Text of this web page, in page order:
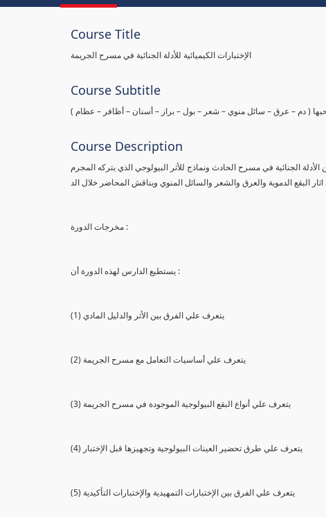
Course Title
الإختبارات الكيميائية للأدلة الجنائية في مسرح الجريمة
Course Subtitle
صاحبها ( دم – عرق – سائل منوي – شعر – بول – براز – أسنان – أظافر – عظام
Course Description
الجنائية في مسرح الحادث ونماذج للأثر البيولوجي الذي يتركه المجرم
البقع الدموية والعرق والشعر والسائل المنوي ويناقش المحاضر خلال الد
مخرجات الدورة :
يستطيع الدارس لهذه الدورة أن :
(1) يتعرف علي الفرق بين الأثر والدليل المادي
(2) يتعرف علي أساسيات التعامل مع مسرح الجريمة
(3) يتعرف علي أنواع البقع البيولوجية الموجودة في مسرح الجريمة
(4) يتعرف علي طرق تحضير العينات البيولوجية وتجهيزها قبل الإختبار
(5) يتعرف علي الفرق بين الإختبارات التمهيدية والإختبارات التأكيدية